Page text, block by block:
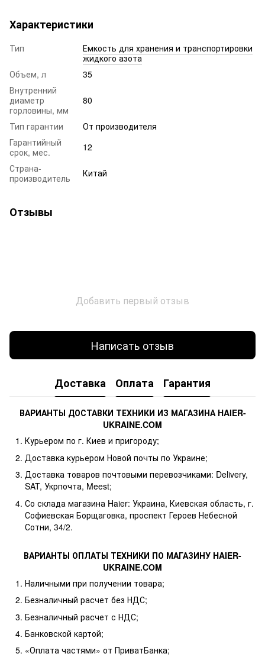
Характеристики
Тип
Емкость для хранения и транспортировки
жидкого азота
Объем, л
35
Внутренний
диаметр
горловины, мм
80
Тип гарантии
От производителя
Гарантийный
срок, мес.
12
Страна-
производитель
Китай
Отзывы
Добавить первый отзыв
Написать отзыв
Доставка Оплата Гарантия
ВАРИАНТЫ ДОСТАВКИ ТЕХНИКИ ИЗ МАГАЗИНА HAIER-
UKRAINE.COM
Курьером по г. Киев и пригороду;
Доставка курьером Новой почты по Украине;
Доставка товаров почтовыми перевозчиками: Delivery,
SAT, Укрпочта, Meest;
Со склада магазина Haier: Украина, Киевская область, г.
Софиевская Борщаговка, проспект Героев Небесной
Сотни, 34/2.
ВАРИАНТЫ ОПЛАТЫ ТЕХНИКИ ПО МАГАЗИНУ HAIER-
UKRAINE.COM
Наличными при получении товара;
Безналичный расчет без НДС;
Безналичный расчет с НДС;
Банковской картой;
«Оплата частями» от ПриватБанка;